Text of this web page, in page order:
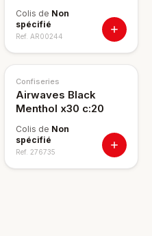
Colis de Non
spécifié
Ref. AR00244
Confiseries
Airwaves Black
Menthol x30 c:20
Colis de Non
spécifié
Ref. 276735